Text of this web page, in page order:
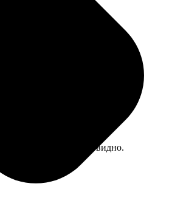
но в рамке это не видно.